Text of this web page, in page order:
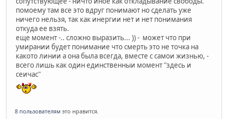
помоему там все это вдруг понимают но сделать уже
ничего нельзя, так как инергии нет и нет понимания
откуда ее взять.
еще момент -.. сложно выразить... )) - может что при
умирании будет понимание что смерть это не точка на
какото линии а она была всегда, вместе с самои жизнью, -
всего лишь как один единственныи момент "здесь и
сеичас"
8 пользователям это нравится.